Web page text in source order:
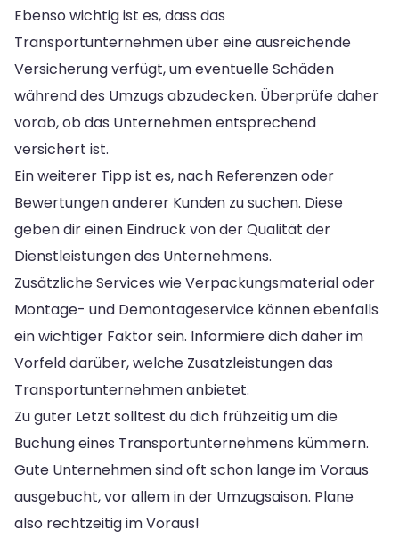
Ebenso wichtig ist es, dass das
Transportunternehmen über eine ausreichende
Versicherung verfügt, um eventuelle Schäden
während des Umzugs abzudecken. Überprüfe daher
vorab, ob das Unternehmen entsprechend
versichert ist.
Ein weiterer Tipp ist es, nach Referenzen oder
Bewertungen anderer Kunden zu suchen. Diese
geben dir einen Eindruck von der Qualität der
Dienstleistungen des Unternehmens.
Zusätzliche Services wie Verpackungsmaterial oder
Montage- und Demontageservice können ebenfalls
ein wichtiger Faktor sein. Informiere dich daher im
Vorfeld darüber, welche Zusatzleistungen das
Transportunternehmen anbietet.
Zu guter Letzt solltest du dich frühzeitig um die
Buchung eines Transportunternehmens kümmern.
Gute Unternehmen sind oft schon lange im Voraus
ausgebucht, vor allem in der Umzugsaison. Plane
also rechtzeitig im Voraus!